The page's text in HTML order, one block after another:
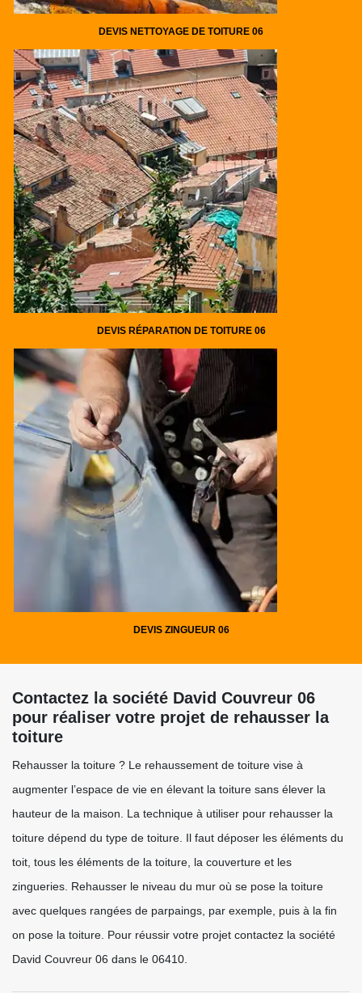
DEVIS NETTOYAGE DE TOITURE 06
DEVIS RÉPARATION DE TOITURE 06
DEVIS ZINGUEUR 06
Contactez la société David Couvreur 06
pour réaliser votre projet de rehausser la
toiture
Rehausser la toiture ? Le rehaussement de toiture vise à
augmenter l’espace de vie en élevant la toiture sans élever la
hauteur de la maison. La technique à utiliser pour rehausser la
toiture dépend du type de toiture. Il faut déposer les éléments du
toit, tous les éléments de la toiture, la couverture et les
zingueries. Rehausser le niveau du mur où se pose la toiture
avec quelques rangées de parpaings, par exemple, puis à la fin
on pose la toiture. Pour réussir votre projet contactez la société
David Couvreur 06 dans le 06410.